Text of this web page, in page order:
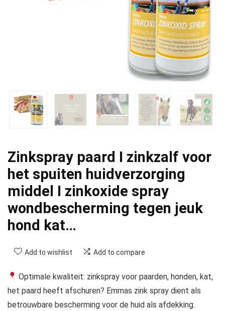
Zinkspray paard I zinkzalf voor
het spuiten huidverzorging
middel I zinkoxide spray
wondbescherming tegen jeuk
hond kat…
Add to wishlist Add to compare
Optimale kwaliteit: zinkspray voor paarden, honden, kat,
het paard heeft afschuren? Emmas zink spray dient als
betrouwbare bescherming voor de huid als afdekking.